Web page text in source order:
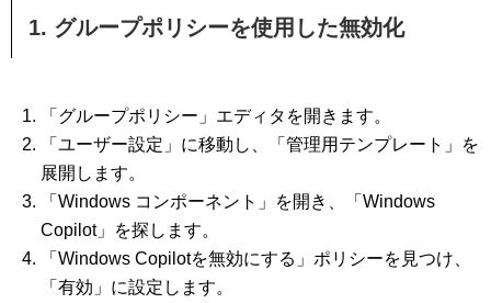
1. グループポリシーを使用した無効化
「グループポリシー」エディタを開きます。
「ユーザー設定」に移動し、「管理用テンプレート」を
展開します。
「Windows コンポーネント」を開き、「Windows
Copilot」を探します。
「Windows Copilotを無効にする」ポリシーを見つけ、
「有効」に設定します。